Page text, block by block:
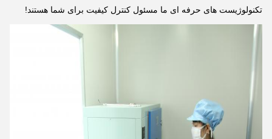
تکنولوژیست های حرفه ای ما مسئول کنترل کیفیت برای شما هستند!